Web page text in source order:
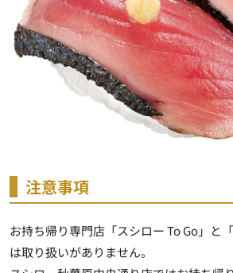
注意事項
お持ち帰り専門店「スシロー To Go」と
は取り扱いがありません。